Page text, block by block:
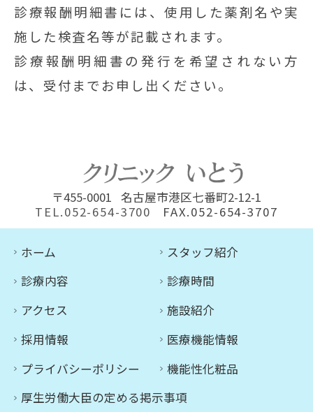
診療報酬明細書には、使用した薬剤名や実
施した検査名等が記載されます。
診療報酬明細書の発行を希望されない方
は、受付までお申し出ください。
〒455-0001 名古屋市港区七番町2-12-1
TEL.052-654-3700
FAX.052-654-3707
ホーム
スタッフ紹介
診療内容
診療時間
アクセス
施設紹介
採用情報
医療機能情報
プライバシーポリシー
機能性化粧品
厚生労働大臣の定める掲示事項